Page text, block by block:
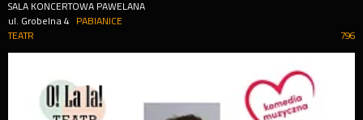
SALA KONCERTOWA PAWELANA
ul. Grobelna 4
PABIANICE
796
TEATR